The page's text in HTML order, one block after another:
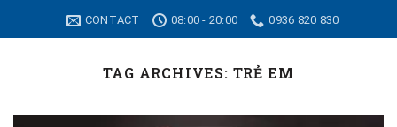
CONTACT 08:00 - 20:00 0936 820 830
TAG ARCHIVES: TRẺ EM